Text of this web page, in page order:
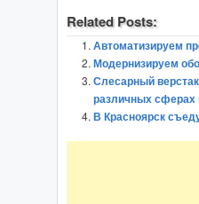
Related Posts:
Автоматизируем
Модернизируем
Слесарный
различных сферах
В Красноярск